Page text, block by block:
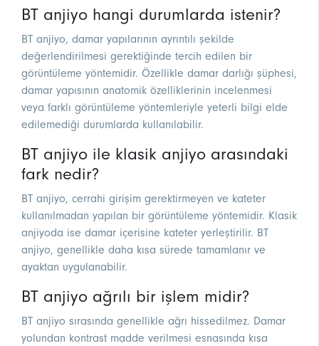
BT anjiyo hangi durumlarda istenir?
BT anjiyo, damar yapılarının ayrıntılı şekilde
değerlendirilmesi gerektiğinde tercih edilen bir
görüntüleme yöntemidir. Özellikle damar darlığı şüphesi,
damar yapısının anatomik özelliklerinin incelenmesi
veya farklı görüntüleme yöntemleriyle yeterli bilgi elde
edilemediği durumlarda kullanılabilir.
BT anjiyo ile klasik anjiyo arasındaki
fark nedir?
BT anjiyo, cerrahi girişim gerektirmeyen ve kateter
kullanılmadan yapılan bir görüntüleme yöntemidir. Klasik
anjiyoda ise damar içerisine kateter yerleştirilir. BT
anjiyo, genellikle daha kısa sürede tamamlanır ve
ayaktan uygulanabilir.
BT anjiyo ağrılı bir işlem midir?
BT anjiyo sırasında genellikle ağrı hissedilmez. Damar
yolundan kontrast madde verilmesi esnasında kısa